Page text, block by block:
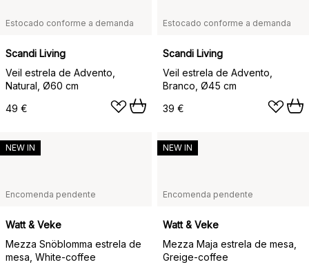
Estocado conforme a demanda
Scandi Living
Veil estrela de Advento,
Natural, Ø60 cm
49 €
Estocado conforme a demanda
Scandi Living
Veil estrela de Advento,
Branco, Ø45 cm
39 €
Encomenda pendente
Watt & Veke
Mezza Snöblomma estrela de
mesa, White-coffee
NEW IN
Encomenda pendente
Watt & Veke
Mezza Maja estrela de mesa,
Greige-coffee
NEW IN